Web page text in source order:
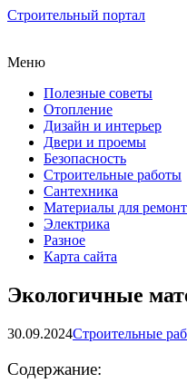
Строительный портал
Меню
Полезные советы
Отопление
Дизайн и интерьер
Двери и проемы
Безопасность
Строительные работы
Сантехника
Материалы для
Электрика
Разное
Карта сайта
Экологичные
30.09.2024Строительные
Содержание: